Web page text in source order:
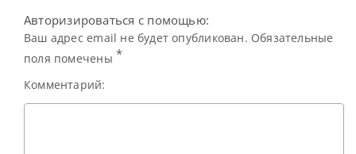
рейтинге,
продемонстрировал
многообещающие
Авторизироваться с помощью:
Ваш адрес email не будет опубликован. Обязательные
поля помечены *
Комментарий: